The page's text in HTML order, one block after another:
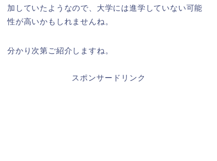
加していたようなので、大学には進学していない可能
性が高いかもしれませんね。
分かり次第ご紹介しますね。
スポンサードリンク